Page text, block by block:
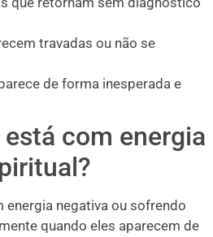
travadas ou não se
de forma inesperada e
com energia
negativa ou sofrendo
quando eles aparecem de